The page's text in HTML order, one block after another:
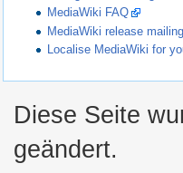
MediaWiki FAQ
MediaWiki release
Localise MediaWiki for
Diese Seite
geändert.